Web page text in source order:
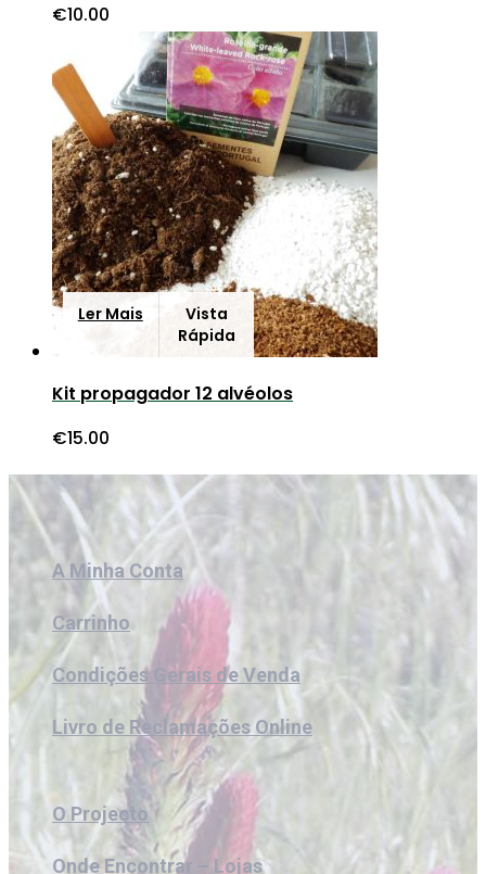
€10.00
Ler Mais
Vista
Rápida
Kit propagador 12 alvéolos
€15.00
A Minha Conta
Carrinho
Condições Gerais de Venda
Livro de Reclamações Online
O Projecto
Onde Encontrar – Lojas